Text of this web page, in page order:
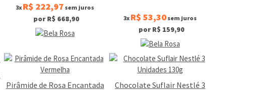
3x R$ 222,97 sem juros
por R$ 668,90 3x R$ 53,30 sem juros
por R$ 159,90
Pirâmide de Rosa Encantada
Chocolate Suflair Nestlé 3